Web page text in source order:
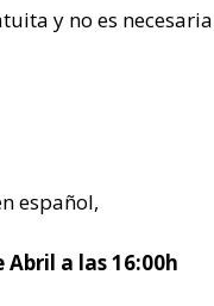
y no es
español,
Abril a las 16:00h